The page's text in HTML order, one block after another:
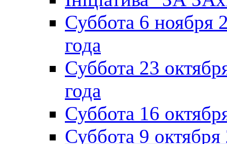
Суббота 6 ноября
года
Суббота 23
года
Суббота 16
Суббота 9